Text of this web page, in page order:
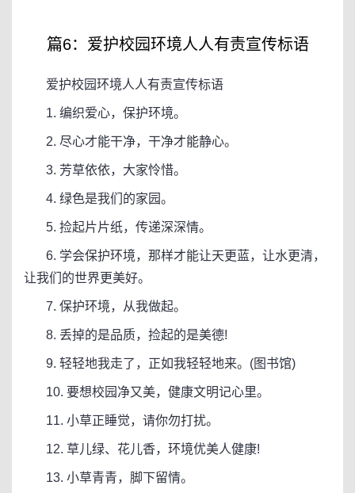
篇6：爱护校园环境人人有责宣传标语
爱护校园环境人人有责宣传标语
1. 编织爱心，保护环境。
2. 尽心才能干净，干净才能静心。
3. 芳草依依，大家怜惜。
4. 绿色是我们的家园。
5. 捡起片片纸，传递深深情。
6. 学会保护环境，那样才能让天更蓝，让水更清，
让我们的世界更美好。
7. 保护环境，从我做起。
8. 丢掉的是品质，捡起的是美德!
9. 轻轻地我走了，正如我轻轻地来。(图书馆)
10. 要想校园净又美，健康文明记心里。
11. 小草正睡觉，请你勿打扰。
12. 草儿绿、花儿香，环境优美人健康!
13. 小草青青，脚下留情。